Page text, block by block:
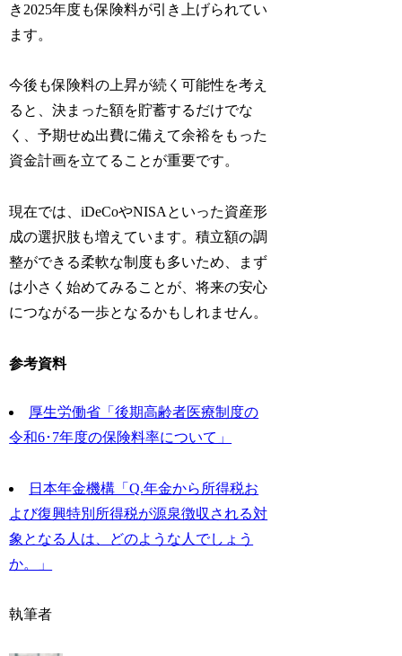
き2025年度も保険料が引き上げられてい
ます。
今後も保険料の上昇が続く可能性を考え
ると、決まった額を貯蓄するだけでな
く、予期せぬ出費に備えて余裕をもった
資金計画を立てることが重要です。
現在では、iDeCoやNISAといった資産形
成の選択肢も増えています。積立額の調
整ができる柔軟な制度も多いため、まず
は小さく始めてみることが、将来の安心
につながる一歩となるかもしれません。
参考資料
厚生労働省「後期高齢者医療制度の
令和6･7年度の保険料率について」
日本年金機構「Q.年金から所得税お
よび復興特別所得税が源泉徴収される対
象となる人は、どのような人でしょう
か。」
執筆者